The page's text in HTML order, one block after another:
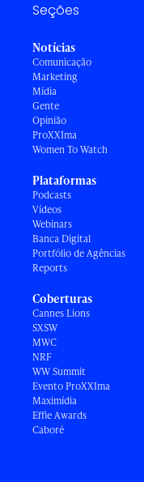
Seções
Notícias
Comunicação
Marketing
Mídia
Gente
Opinião
ProXXIma
Women To Watch
Plataformas
Podcasts
Vídeos
Webinars
Banca Digital
Portfólio de Agências
Reports
Coberturas
Cannes Lions
SXSW
MWC
NRF
WW Summit
Evento ProXXIma
Maximídia
Effie Awards
Caboré